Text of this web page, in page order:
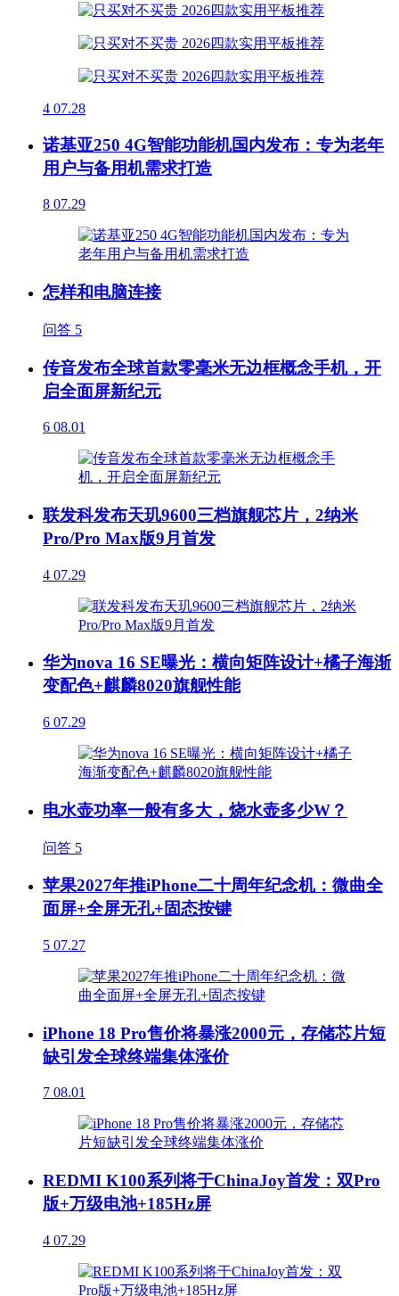
4 07.28
诺基亚250 4G智能功能机国内发布：专为老年
用户与备用机需求打造
8 07.29
怎样和电脑连接
问答 5
传音发布全球首款零毫米无边框概念手机，开
启全面屏新纪元
6 08.01
联发科发布天玑9600三档旗舰芯片，2纳米
Pro/Pro Max版9月首发
4 07.29
华为nova 16 SE曝光：横向矩阵设计+橘子海渐
变配色+麒麟8020旗舰性能
6 07.29
电水壶功率一般有多大，烧水壶多少W？
问答 5
苹果2027年推iPhone二十周年纪念机：微曲全
面屏+全屏无孔+固态按键
5 07.27
iPhone 18 Pro售价将暴涨2000元，存储芯片短
缺引发全球终端集体涨价
7 08.01
REDMI K100系列将于ChinaJoy首发：双Pro
版+万级电池+185Hz屏
4 07.29